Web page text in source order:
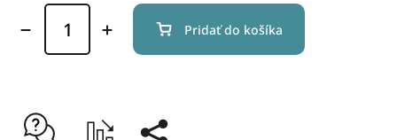
Pridať do košíka